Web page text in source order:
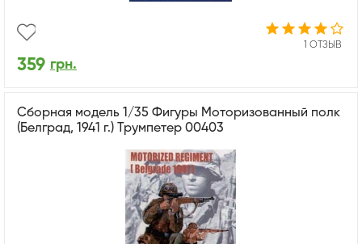
1 ОТЗЫВ
359 грн.
Сборная модель 1/35 Фигуры Моторизованный полк
(Белград, 1941 г.) Трумпетер 00403